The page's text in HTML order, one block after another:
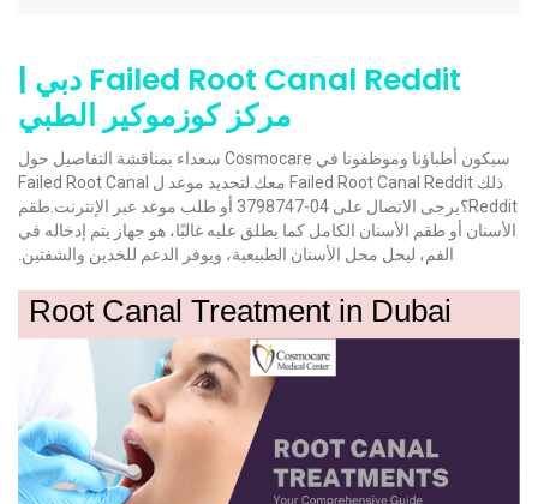
Failed Root Canal Reddit دبي |
مركز كوزموكير الطبي
سيكون أطباؤنا وموظفونا في Cosmocare سعداء بمناقشة التفاصيل حول
ذلك Failed Root Canal Reddit معك.لتحديد موعد ل Failed Root Canal
Reddit؟يرجى الاتصال على 04-3798747 أو طلب موعد عبر الإنترنت.طقم
الأسنان أو طقم الأسنان الكامل كما يطلق عليه غالبًا، هو جهاز يتم إدخاله في
الفم، ليحل محل الأسنان الطبيعية، ويوفر الدعم للخدين والشفتين.